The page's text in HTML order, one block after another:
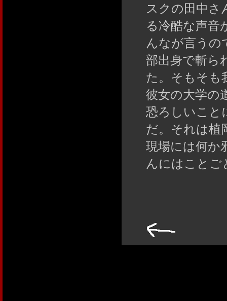
スクの田中さ
る冷酷な声
んなが言うの
部出身で斬ら
た。そもそも
彼女の大学の
恐ろしいこと
だ。それは植
現場には何か
んにはこと